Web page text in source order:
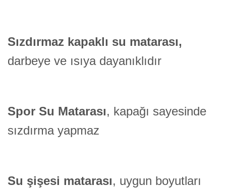
Sızdırmaz kapaklı su matarası,
darbeye ve ısıya dayanıklıdır
Spor Su Matarası, kapağı sayesinde
sızdırma yapmaz
Su şişesi matarası, uygun boyutları